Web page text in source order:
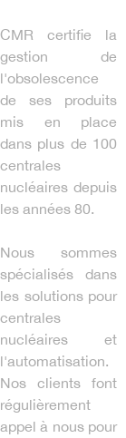
CMR certifie la
gestion de
l'obsolescence
de ses produits
mis en place
dans plus de 100
centrales
nucléaires depuis
les années 80.
Nous sommes
spécialisés dans
les solutions pour
centrales
nucléaires et
l'automatisation.
Nos clients font
régulièrement
appel à nous pour